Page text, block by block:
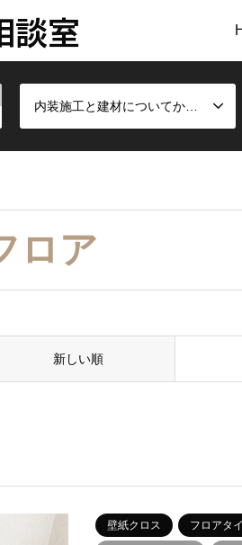
談室
内装施工と建材についてから選ぶ
ロア
新しい順
壁紙クロス フロアタ